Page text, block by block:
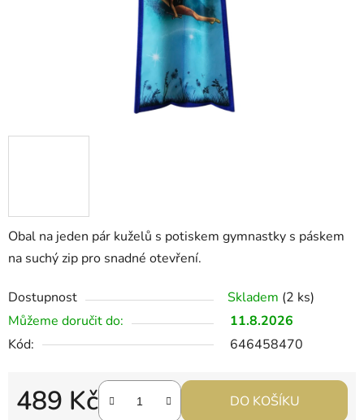
Obal na jeden pár kuželů s potiskem gymnastky s páskem
na suchý zip pro snadné otevření.
Dostupnost Skladem (2 ks)
Můžeme doručit do:
11.8.2026
Kód:
646458470
489 Kč DO KOŠÍKU